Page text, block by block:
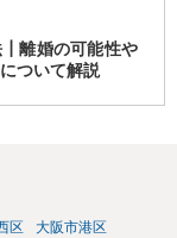
┃離婚の可能性や
ついて解説
区
大阪市港区